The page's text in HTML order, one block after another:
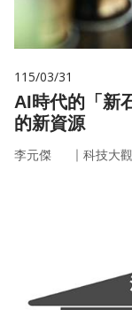
115/03/31
AI時代的「新
的新資源
李元傑 ｜ 科技大